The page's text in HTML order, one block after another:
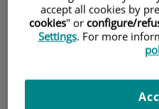
Preguntes
A continuació, us
freqüents sobre la
accept all cookies by
cookies" or configure/
Settings. For more